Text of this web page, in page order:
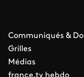
Communiqués &
Grilles
Médias